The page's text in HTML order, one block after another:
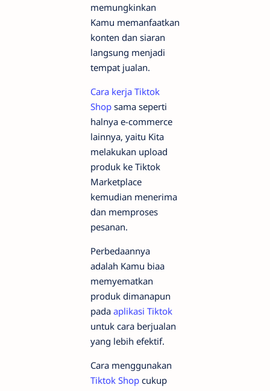
memungkinkan
Kamu memanfaatkan
konten dan siaran
langsung menjadi
tempat jualan.
Cara kerja Tiktok
Shop sama seperti
halnya e-commerce
lainnya, yaitu Kita
melakukan upload
produk ke Tiktok
Marketplace
kemudian menerima
dan memproses
pesanan.
Perbedaannya
adalah Kamu biaa
memyematkan
produk dimanapun
pada aplikasi Tiktok
untuk cara berjualan
yang lebih efektif.
Cara menggunakan
Tiktok Shop cukup